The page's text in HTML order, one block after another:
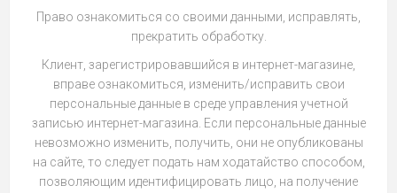
Право ознакомиться со своими данными, исправлять,
прекратить обработку.
Клиент, зарегистрировавшийся в интернет-магазине,
вправе ознакомиться, изменить/исправить свои
персональные данные в среде управления учетной
записью интернет-магазина. Если персональные данные
невозможно изменить, получить, они не опубликованы
на сайте, то следует подать нам ходатайство способом,
позволяющим идентифицировать лицо, на получение